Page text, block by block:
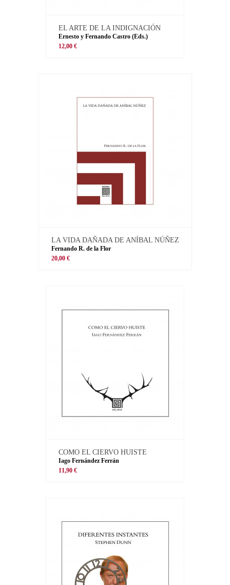
EL ARTE DE LA INDIGNACIÓN
Ernesto y Fernando Castro (Eds.)
12,00 €
LA VIDA DAÑADA DE ANÍBAL NÚÑEZ
Fernando R. de la Flor
20,00 €
COMO EL CIERVO HUISTE
Iago Fernández Ferrán
11,90 €